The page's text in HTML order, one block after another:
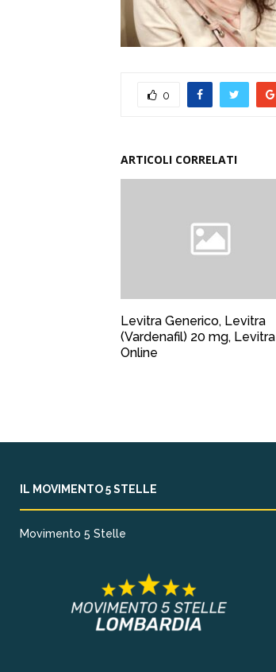
0
ARTICOLI CORRELATI
Levitra Generico, Levitra
(Vardenafil) 20 mg, Levitra
Online
IL MOVIMENTO 5 STELLE
Movimento 5 Stelle